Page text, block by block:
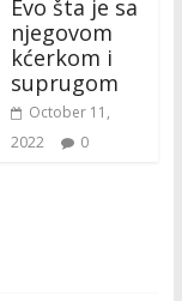
Evo šta je sa
njegovom
kćerkom i
suprugom
October 11,
2022
0